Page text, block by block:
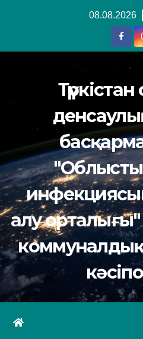
08.08.2026
алу орталығы"